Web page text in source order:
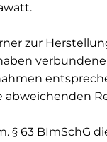
zur
abweichenden
§ 63 BImSchG